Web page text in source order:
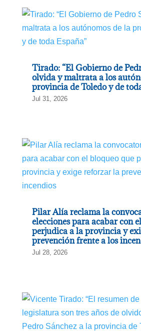
Tirado: “El Gobierno de
olvida y maltrata a los
provincia de Toledo y de
Jul 31, 2026
Pilar Alía reclama la
elecciones para acabar con
perjudica a la provincia y
prevención frente a los
Jul 28, 2026